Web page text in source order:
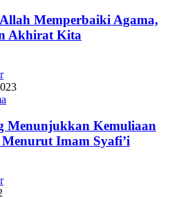
Memperbaiki Agama,
Akhirat Kita
Menunjukkan Kemuliaan
Menurut Imam Syafi’i